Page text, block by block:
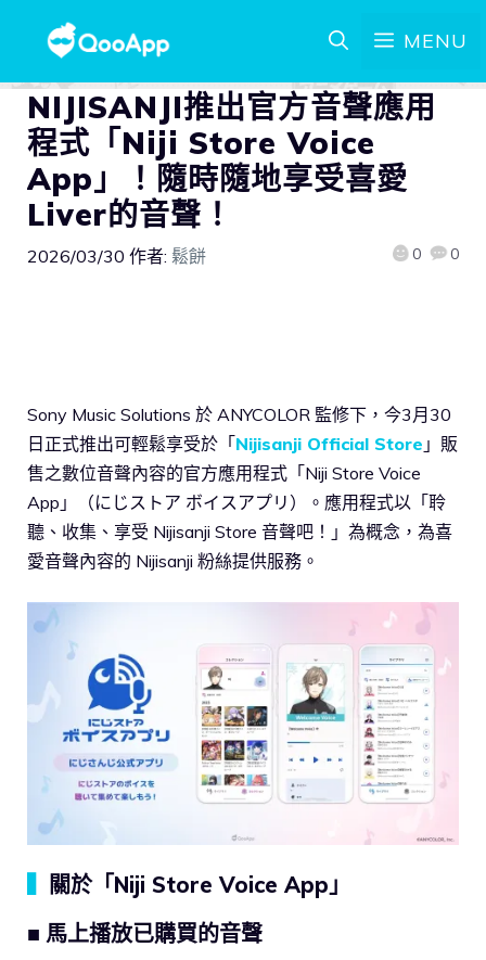
MENU
NIJISANJI推出官方音聲應用
程式「Niji Store Voice
App」！隨時隨地享受喜愛
Liver的音聲！
2026/03/30 作者: 鬆餅 0 0
Sony Music Solutions 於 ANYCOLOR 監修下，今3月30
日正式推出可輕鬆享受於「Nijisanji Official Store 」販
售之數位音聲內容的官方應用程式「Niji Store Voice
App」（にじストア ボイスアプリ）。應用程式以「聆
聽、收集、享受 Nijisanji Store 音聲吧！」為概念，為喜
愛音聲內容的 Nijisanji 粉絲提供服務。
關於「Niji Store Voice App」
■ 馬上播放已購買的音聲